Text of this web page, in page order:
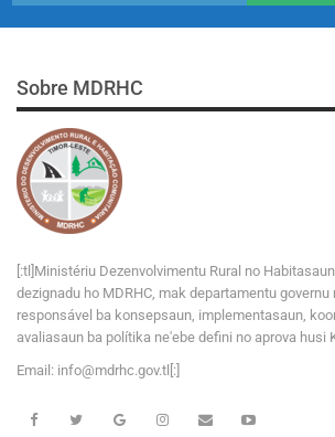
Sobre MDRHC
[:tl]Ministériu Dezenvolvimentu Rural no
dezignadu ho MDRHC, mak departamentu governu
responsável ba konsepsaun, implementasaun,
avaliasaun ba polítika ne'ebe defini no aprova husi
Email: info@mdrhc.gov.tl[:]